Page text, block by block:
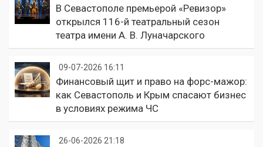
В Севастополе премьерой «Ревизор»
открылся 116-й театральный сезон
театра имени А. В. Луначарского
09-07-2026 16:11
Финансовый щит и право на форс-мажор:
как Севастополь и Крым спасают бизнес
в условиях режима ЧС
26-06-2026 21:18